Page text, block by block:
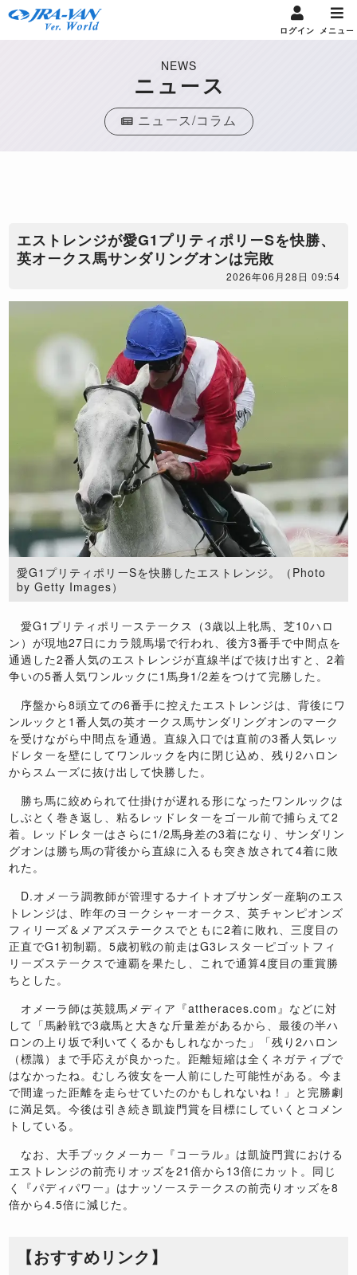
ログイン メニュー
NEWS
ニュース
ニュース/コラム
エストレンジが愛G1プリティポリーSを快勝、
英オークス馬サンダリングオンは完敗
2026年06月28日 09:54
愛G1プリティポリーSを快勝したエストレンジ。（Photo
by Getty Images）
愛G1プリティポリーステークス（3歳以上牝馬、芝10ハロ
ン）が現地27日にカラ競馬場で行われ、後方3番手で中間点を
通過した2番人気のエストレンジが直線半ばで抜け出すと、2着
争いの5番人気ワンルックに1馬身1/2差をつけて完勝した。
序盤から8頭立ての6番手に控えたエストレンジは、背後にワ
ンルックと1番人気の英オークス馬サンダリングオンのマーク
を受けながら中間点を通過。直線入口では直前の3番人気レッ
ドレターを壁にしてワンルックを内に閉じ込め、残り2ハロン
からスムーズに抜け出して快勝した。
勝ち馬に絞められて仕掛けが遅れる形になったワンルックは
しぶとく巻き返し、粘るレッドレターをゴール前で捕らえて2
着。レッドレターはさらに1/2馬身差の3着になり、サンダリン
グオンは勝ち馬の背後から直線に入るも突き放されて4着に敗
れた。
D.オメーラ調教師が管理するナイトオブサンダー産駒のエス
トレンジは、昨年のヨークシャーオークス、英チャンピオンズ
フィリーズ＆メアズステークスでともに2着に敗れ、三度目の
正直でG1初制覇。5歳初戦の前走はG3レスターピゴットフィ
リーズステークスで連覇を果たし、これで通算4度目の重賞勝
ちとした。
オメーラ師は英競馬メディア『attheraces.com』などに対
して「馬齢戦で3歳馬と大きな斤量差があるから、最後の半ハ
ロンの上り坂で利いてくるかもしれなかった」「残り2ハロン
（標識）まで手応えが良かった。距離短縮は全くネガティブで
はなかったね。むしろ彼女を一人前にした可能性がある。今ま
で間違った距離を走らせていたのかもしれないね！」と完勝劇
に満足気。今後は引き続き凱旋門賞を目標にしていくとコメン
トしている。
なお、大手ブックメーカー『コーラル』は凱旋門賞における
エストレンジの前売りオッズを21倍から13倍にカット。同じ
く『パディパワー』はナッソーステークスの前売りオッズを8
倍から4.5倍に減じた。
【おすすめリンク】